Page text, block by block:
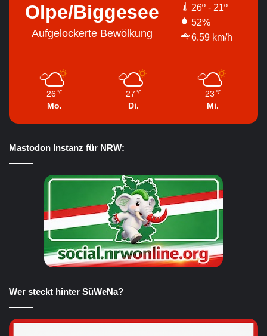
Olpe/Biggesee
Aufgelockerte Bewölkung
26º - 21º
52%
6.59 km/h
26 ℃
Mo.
27 ℃
Di.
23 ℃
Mi.
Mastodon Instanz für NRW:
Wer steckt hinter SüWeNa?